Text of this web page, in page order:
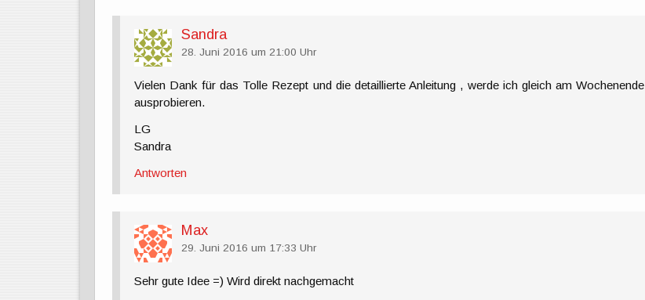
Sandra
28. Juni 2016 um 21:00 Uhr
Vielen Dank für das Tolle Rezept und die detaillierte Anleitung , werde ich gleich am Wochenende
ausprobieren.
LG
Sandra
Antworten
Max
29. Juni 2016 um 17:33 Uhr
Sehr gute Idee =) Wird direkt nachgemacht